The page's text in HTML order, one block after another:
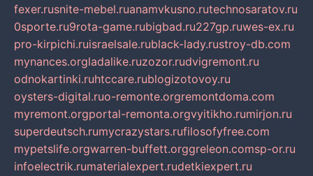
fexer.rusnite-mebel.ruanamvkusno.rutechnosaratov.ru
0sporte.ru9rota-game.rubigbad.ru227gp.ruwes-ex.ru
pro-kirpichi.ruisraelsale.rublack-lady.rustroy-db.com
mynances.orgladalike.ruzozor.rudvigremont.ru
odnokartinki.ruhtccare.rublogizotovoy.ru
oysters-digital.ruo-remonte.orgremontdoma.com
myremont.orgportal-remonta.orgvyitikho.rumirjon.ru
superdeutsch.rumycrazystars.rufilosofyfree.com
mypetslife.orgwarren-buffett.orggreleon.comsp-or.ru
infoelectrik.rumaterialexpert.rudetkiexpert.ru